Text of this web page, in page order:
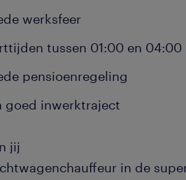
werksfeer
tussen 01:00 en 04:00
pensioenregeling
goed inwerktraject
jij
in de